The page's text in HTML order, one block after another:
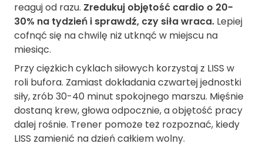
reaguj od razu. Zredukuj objętość cardio o 20-
30% na tydzień i sprawdź, czy siła wraca. Lepiej
cofnąć się na chwilę niż utknąć w miejscu na
miesiąc.
Przy ciężkich cyklach siłowych korzystaj z LISS w
roli bufora. Zamiast dokładania czwartej jednostki
siły, zrób 30-40 minut spokojnego marszu. Mięśnie
dostaną krew, głowa odpocznie, a objętość pracy
dalej rośnie. Trener pomoże też rozpoznać, kiedy
LISS zamienić na dzień całkiem wolny.